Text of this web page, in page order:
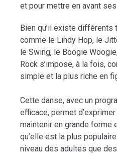
et pour mettre en avant
Bien qu’il existe
comme le Lindy Hop, le
le Swing, le Boogie
Rock s’impose, à la fois,
simple et la plus riche en
Cette danse, avec un
efficace, permet
maintenir en grande forme
qu’elle est la plus
niveau des adultes que